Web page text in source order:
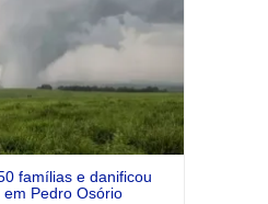
famílias e danificou
Pedro Osório